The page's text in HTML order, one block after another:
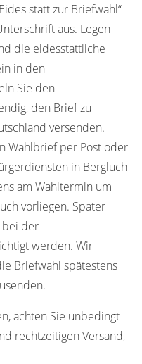
statt zur Briefwahl“
aus. Legen
die eidesstattliche
in den
Sie den
den Brief zu
versenden.
Wahlbrief per Post oder
in Bergluch
am Wahltermin um
vorliegen. Später
bei der
werden. Wir
Briefwahl spätestens
achten Sie unbedingt
rechtzeitigen Versand,